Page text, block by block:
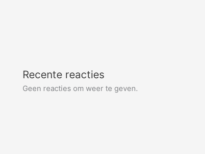
Recente reacties
Geen reacties om weer te geven.